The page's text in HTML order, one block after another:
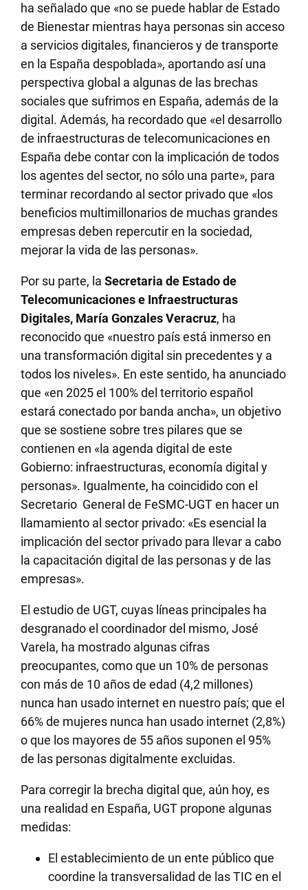
ha señalado que «no se puede hablar de Estado
de Bienestar mientras haya personas sin acceso
a servicios digitales, financieros y de transporte
en la España despoblada», aportando así una
perspectiva global a algunas de las brechas
sociales que sufrimos en España, además de la
digital. Además, ha recordado que «el desarrollo
de infraestructuras detelecomunicacionesen
España debe contar con la implicación de todos
los agentes del sector, no sólo una parte», para
terminar recordando al sector privado que «los
beneficios multimillonarios de muchas grandes
empresas deben repercutir en la sociedad,
mejorar la vida de las personas».
Por su parte, laSecretaria de Estado de
Telecomunicaciones e Infraestructuras
Digitales, María Gonzales Veracruz, ha
reconocido que «nuestro país está inmerso en
una transformación digital sin precedentes y a
todos los niveles». En este sentido, ha anunciado
que «en 2025 el 100% del territorio español
estará conectado por banda ancha», un objetivo
que se sostiene sobre tres pilares que se
contienen en «la agenda digital de este
Gobierno: infraestructuras, economía digital y
personas». Igualmente, ha coincidido con el
Secretario General de FeSMC-UGT en hacer un
llamamiento al sector privado: «Es esencial la
implicación del sector privado para llevar a cabo
la capacitación digital de las personas y de las
empresas».
El estudio de UGT, cuyas líneas principales ha
desgranado el coordinador del mismo, José
Varela, ha mostrado algunas cifras
preocupantes, como que un 10% de personas
con más de 10 años de edad (4,2 millones)
nunca han usado internet en nuestro país; que el
66% de mujeres nunca han usado internet (2,8%)
o que los mayores de 55 años suponen el 95%
de las personas digitalmente excluidas.
Para corregir la brecha digital que, aún hoy, es
una realidad en España, UGT propone algunas
medidas:
El establecimiento de un ente público que
coordine la transversalidad de las TIC en el